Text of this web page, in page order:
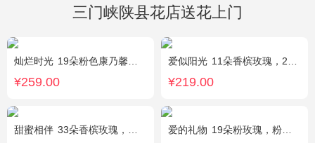
三门峡陕县花店送花上门
灿烂时光 19朵粉色康乃馨，2支多头粉百合，桔梗、黄莺搭配
¥259.00
爱似阳光 11朵香槟玫瑰，2朵向日葵，桔梗、配花、绿叶搭配
¥219.00
甜蜜相伴 33朵香槟玫瑰，配花、绿叶搭配 爱的礼物 19朵粉玫瑰，粉色满天星搭配